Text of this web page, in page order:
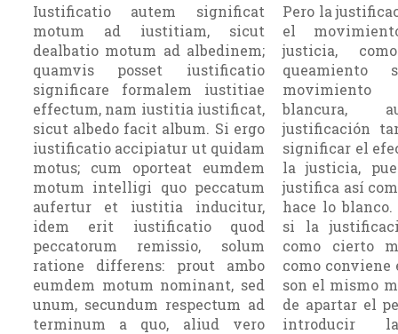
Iustificatio autem significat
motum ad iustitiam, sicut
dealbatio motum ad albedinem;
quamvis posset iustificatio
significare formalem iustitiae
effectum, nam iustitia iustificat,
sicut albedo facit album. Si ergo
iustificatio accipiatur ut quidam
motus; cum oporteat eumdem
motum intelligi quo peccatum
aufertur et iustitia inducitur,
idem erit iustificatio quod
peccatorum remissio, solum
ratione differens: prout ambo
eumdem motum nominant, sed
unum, secundum respectum ad
terminum a quo, aliud vero
Pero la
el
justicia,
queamiento
blancura,
justificación
significar el
la justicia,
justifica así
hace lo
si la
como cierto
como conviene
son el mismo
de apartar el
introducir